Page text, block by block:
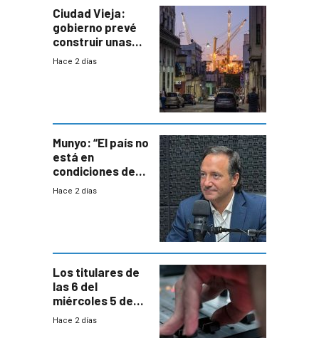
Ciudad Vieja:
gobierno prevé
construir unas
mil viviendas en
Hace 2 días
Munyo: “El país no
está en
condiciones de
enfrentar una
Hace 2 días
Los titulares de
las 6 del
miércoles 5 de
agosto de 2026
Hace 2 días